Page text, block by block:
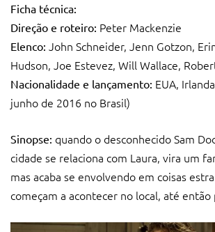
Ficha técnica:
Direção e roteiro: Peter Mackenzie
Elenco: John Schneider, Jenn Gotzon,
Hudson, Joe Estevez, Will Wallace,
Nacionalidade e lançamento: EUA,
junho de 2016 no Brasil)
Sinopse: quando o desconhecido Sam
cidade se relaciona com Laura, vira um
mas acaba se envolvendo em coisas
começam a acontecer no local, até então